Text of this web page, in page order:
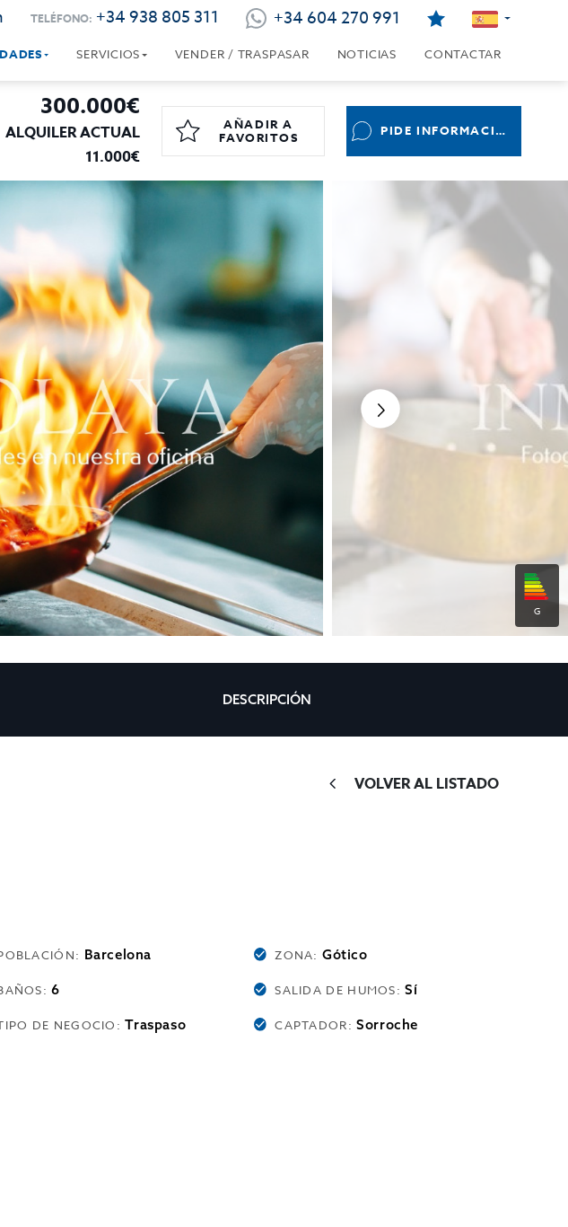
TELÉFONO: +34 938 805 311 +34 604 270 991
SERVICIOS VENDER / TRASPASAR NOTICIAS CONTACTAR
300.000€
ALQUILER ACTUAL
11.000€
AÑADIR A
FAVORITOS
PIDE INFORMACIÓN
G
DESCRIPCIÓN
VOLVER AL LISTADO
Barcelona ZONA:Gótico
6 SALIDA DE HUMOS:Sí
DE NEGOCIO:Traspaso CAPTADOR:Sorroche